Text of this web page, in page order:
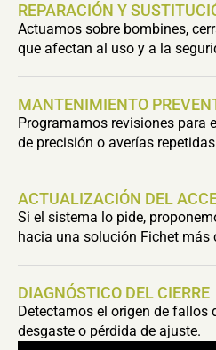
REPARACIÓN Y
Actuamos sobre bombines,
que afectan al uso y a la
MANTENIMIENTO
Programamos revisiones para
de precisión o averías
ACTUALIZACIÓN DEL
Si el sistema lo pide,
hacia una solución Fichet más
DIAGNÓSTICO DEL CIERRE
Detectamos el origen de fallos
desgaste o pérdida de ajuste.